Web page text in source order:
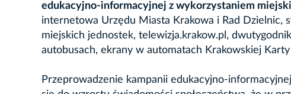
edukacyjno-informacyjnej z wykorzystaniem
internetowa Urzędu Miasta Krakowa i Rad
miejskich jednostek, telewizja.krakow.pl,
autobusach, ekrany w automatach Krakowskiej
Przeprowadzenie kampanii edukacyjno-